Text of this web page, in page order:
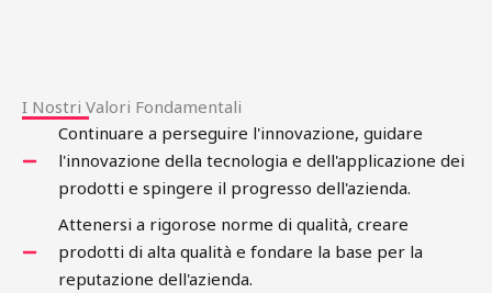
I Nostri Valori Fondamentali
Continuare a perseguire l'innovazione, guidare
l'innovazione della tecnologia e dell'applicazione dei
prodotti e spingere il progresso dell'azienda.
Attenersi a rigorose norme di qualità, creare
prodotti di alta qualità e fondare la base per la
reputazione dell'azienda.